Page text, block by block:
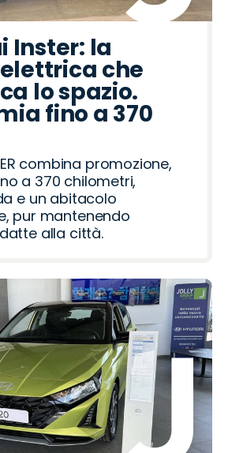
Inster: la
che
lo spazio.
fino a 370
combina promozione,
a 370 chilometri,
e un abitacolo
pur mantenendo
alla città.